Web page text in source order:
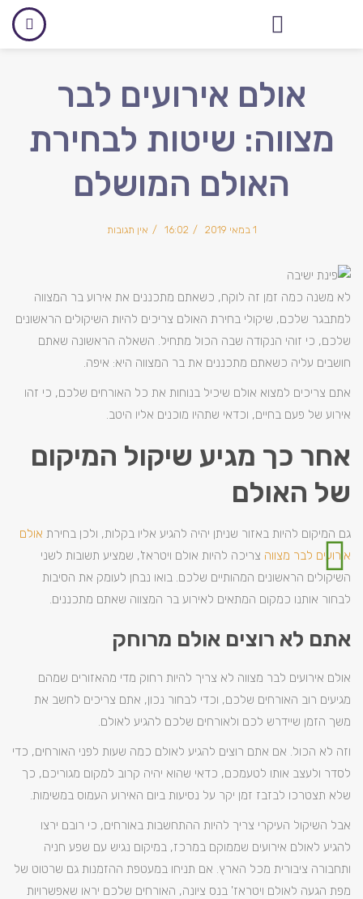
אולם אירועים לבר
מצווה: שיטות לבחירת
האולם המושלם
1 במאי 2019 16:02 אין תגובות
לא משנה כמה זמן זה לוקח, כשאתם מתכננים את אירוע בר המצווה
למתבגר שלכם, שיקולי בחירת האולם צריכים להיות השיקולים הראשונים
שלכם, כי זוהי הנקודה שבה הכול מתחיל. השאלה הראשונה שאתם
חושבים עליה כשאתם מתכננים את בר המצווה היא: איפה.
אתם צריכים למצוא אולם שיכיל בנוחות את כל האורחים שלכם, כי זהו
אירוע של פעם בחיים, וכדאי שתהיו מוכנים אליו היטב.
אחר כך מגיע שיקול המיקום
של האולם
גם המיקום להיות באזור שניתן יהיה להגיע אליו בקלות, ולכן בחירת אולם
אירועים לבר מצווה צריכה להיות אולם ויטראז', שמציע תשובות לשני
השיקולים הראשונים המהותיים שלכם. בואו נבחן לעומק את הסיבות
לבחור אותנו כמקום המתאים לאירוע בר המצווה שאתם מתכננים.
אתם לא רוצים אולם מרוחק
אולם אירועים לבר מצווה לא צריך להיות רחוק מדי מהאזורים שמהם
מגיעים רוב האורחים שלכם, וכדי לבחור נכון, אתם צריכים לחשב את
משך הזמן שיידרש לכם ולאורחים שלכם להגיע לאולם.
וזה לא הכול. אם אתם רוצים להגיע לאולם כמה שעות לפני האורחים, כדי
לסדר ולעצב אותו לטעמכם, כדאי שהוא יהיה קרוב למקום מגוריכם, כך
שלא תצטרכו לבזבז זמן יקר על נסיעות ביום האירוע העמוס במשימות.
אבל השיקול העיקרי צריך להיות ההתחשבות באורחים, כי רובם ירצו
להגיע לאולם אירועים שממוקם במרכז, במיקום נגיש עם שפע חניה
ותחבורה ציבורית מכל הארץ. אם תניחו במעטפת ההזמנות גם שרטוט של
מפת הגעה לאולם ויטראז' בנס ציונה, האורחים שלכם יראו שאפשרויות